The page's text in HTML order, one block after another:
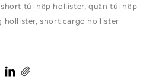
túi hộp hollister,quần túi hộp
hollister,short cargo hollister